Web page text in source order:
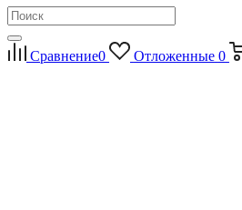
Сравнение0 Отложенные 0